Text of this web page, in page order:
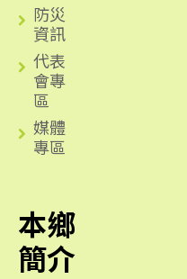
防災
資訊
代表
會專
區
媒體
專區
本鄉
簡介